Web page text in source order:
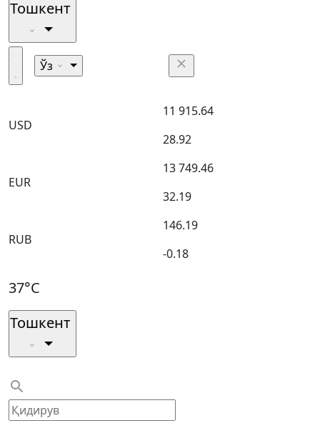
Тошкент
Ўз
USD
11 915.64
28.92
EUR
13 749.46
32.19
RUB
146.19
-0.18
37°C
Тошкент